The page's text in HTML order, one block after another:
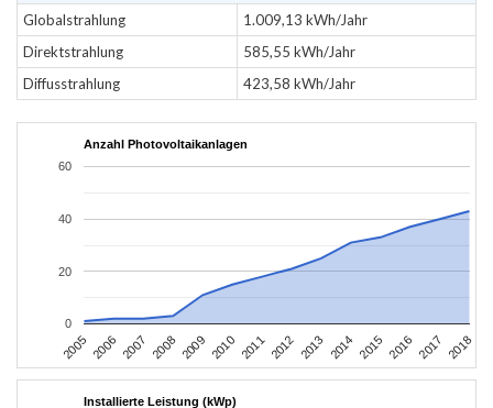
Globalstrahlung
1.009,13 kWh/Jahr
Direktstrahlung
585,55 kWh/Jahr
Diffusstrahlung
423,58 kWh/Jahr
Anzahl Photovoltaikanlagen
2005 2006 2007 2008 2009 2010 2011 2012 2013 2014 2015 2016 2017 2018
0
20
40
60
Installierte Leistung (kWp)